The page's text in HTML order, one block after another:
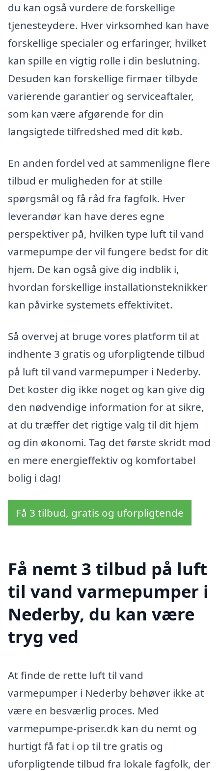
du kan også vurdere de forskellige
tjenesteydere. Hver virksomhed kan have
forskellige specialer og erfaringer, hvilket
kan spille en vigtig rolle i din beslutning.
Desuden kan forskellige firmaer tilbyde
varierende garantier og serviceaftaler,
som kan være afgørende for din
langsigtede tilfredshed med dit køb.
En anden fordel ved at sammenligne flere
tilbud er muligheden for at stille
spørgsmål og få råd fra fagfolk. Hver
leverandør kan have deres egne
perspektiver på, hvilken type luft til vand
varmepumpe der vil fungere bedst for dit
hjem. De kan også give dig indblik i,
hvordan forskellige installationsteknikker
kan påvirke systemets effektivitet.
Så overvej at bruge vores platform til at
indhente 3 gratis og uforpligtende tilbud
på luft til vand varmepumper i Nederby.
Det koster dig ikke noget og kan give dig
den nødvendige information for at sikre,
at du træffer det rigtige valg til dit hjem
og din økonomi. Tag det første skridt mod
en mere energieffektiv og komfortabel
bolig i dag!
Få 3 tilbud, gratis og uforpligtende
Få nemt 3 tilbud på luft
til vand varmepumper i
Nederby, du kan være
tryg ved
At finde de rette luft til vand
varmepumper i Nederby behøver ikke at
være en besværlig proces. Med
varmepumpe-priser.dk kan du nemt og
hurtigt få fat i op til tre gratis og
uforpligtende tilbud fra lokale fagfolk, der